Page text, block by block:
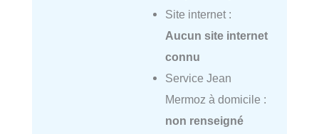
Site internet :
Aucun site internet
connu
Service Jean
Mermoz à domicile :
non renseigné